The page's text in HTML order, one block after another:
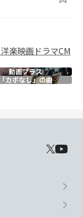
洋楽映画ドラマCM
動画プラス
「カポなし」の曲